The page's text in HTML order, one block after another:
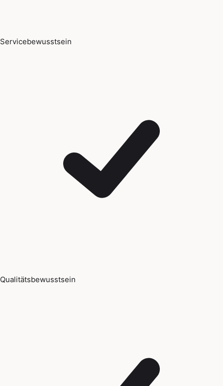
Servicebewusstsein
Qualitätsbewusstsein